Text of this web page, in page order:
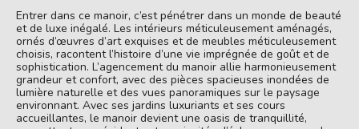
Entrer dans ce manoir, c’est pénétrer dans un monde de beauté
et de luxe inégalé. Les intérieurs méticuleusement aménagés,
ornés d’œuvres d’art exquises et de meubles méticuleusement
choisis, racontent l’histoire d’une vie imprégnée de goût et de
sophistication. L’agencement du manoir allie harmonieusement
grandeur et confort, avec des pièces spacieuses inondées de
lumière naturelle et des vues panoramiques sur le paysage
environnant. Avec ses jardins luxuriants et ses cours
accueillantes, le manoir devient une oasis de tranquillité,